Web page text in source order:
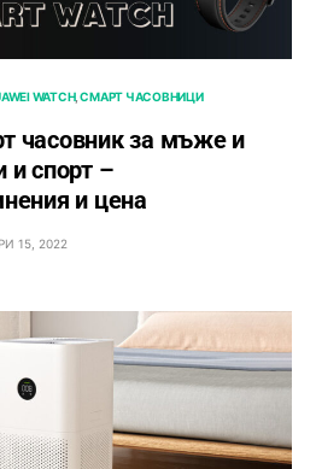
WATCH СМАРТ ЧАСОВНИЦИ
часовник за мъже и
и спорт –
и цена
15, 2022